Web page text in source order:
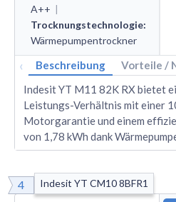
A++ |
Trocknungstechnologie:
Wärmepumpen­trockner
‹ Beschreibung Vorteile /
Indesit YT M11 82K RX bietet
Leistungs-Verhältnis mit einer
Motorgarantie und einem
von 1,78 kWh dank
4 Indesit YT CM10 8BFR1